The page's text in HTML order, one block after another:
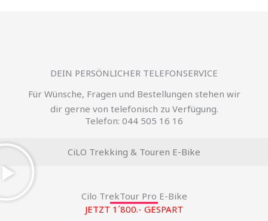
DEIN PERSÖNLICHER TELEFONSERVICE
Für Wünsche, Fragen und Bestellungen stehen wir
dir gerne von telefonisch zu Verfügung.
Telefon: 044 505 16 16
CiLO Trekking & Touren E-Bike
Cilo TrekTour Pro E-Bike
JETZT 1´800.- GESPART